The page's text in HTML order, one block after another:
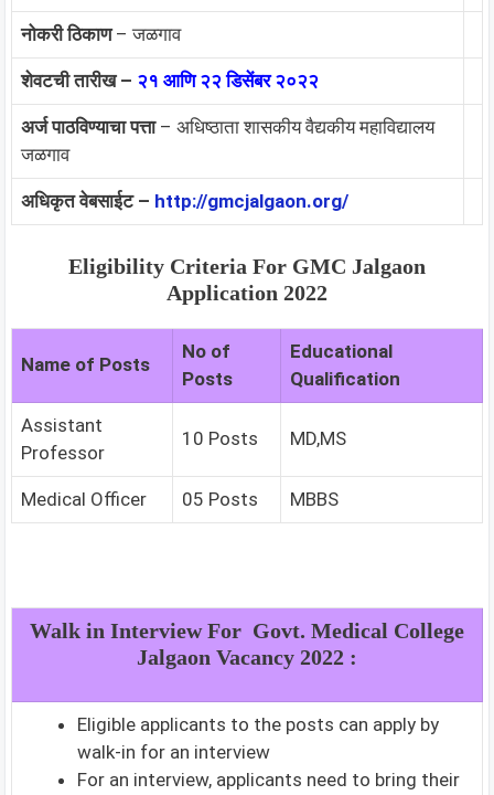
नोकरी ठिकाण– जळगाव
शेवटची तारीख – २१ आणि २२ डिसेंबर २०२२
अर्ज पाठविण्याचा पत्ता– अधिष्ठाता शासकीय वैद्यकीय महाविद्यालय
जळगाव
अधिकृत वेबसाईट – http://gmcjalgaon.org/
Eligibility Criteria For GMC Jalgaon
Application 2022
Name of Posts
No of
Posts
Educational
Qualification
Assistant
Professor
10 Posts MD,MS
Medical Officer 05 Posts MBBS
Walk in Interview For Govt. Medical College
Jalgaon Vacancy 2022 :
Eligible applicants to the posts can apply by
walk-in for an interview
For an interview, applicants need to bring their